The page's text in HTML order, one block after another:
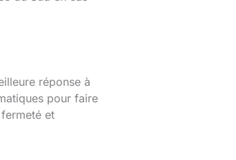
réponse à
pour faire
et